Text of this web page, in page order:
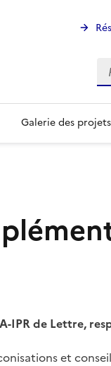
Galerie des projets
de Lettre,
et